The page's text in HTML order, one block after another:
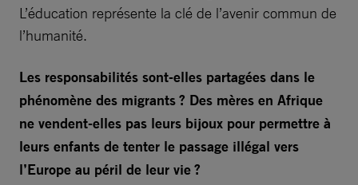
L’éducation représente la clé de l’avenir commun de
l’humanité.
Les responsabilités sont-elles partagées dans le
phénomène des migrants ? Des mères en Afrique
ne vendent-elles pas leurs bijoux pour permettre à
leurs enfants de tenter le passage illégal vers
l’Europe au péril de leur vie ?